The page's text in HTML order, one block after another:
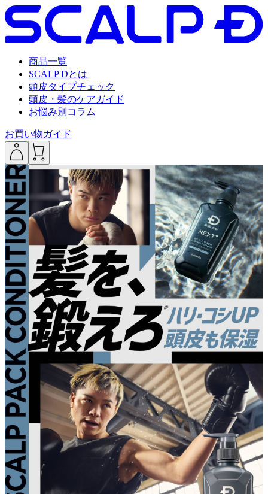
商品一覧
SCALP Dとは
頭皮タイプチェック
頭皮・髪のケアガイド
お悩み別コラム
お買い物ガイド
___